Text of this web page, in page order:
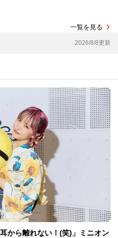
一覧を見る
2026/8/8更新
から離れない！(笑)」ミニオン